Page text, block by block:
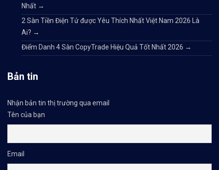
Nhất →
2 Sàn Tiền Điện Tử được Yêu Thích Nhất Việt Nam 2026 Là
Ai? →
Điểm Danh 4 Sàn CopyTrade Hiệu Quả Tốt Nhất 2026 →
Bản tin
Nhận bản tin thị trường qua email
Tên của bạn
Email